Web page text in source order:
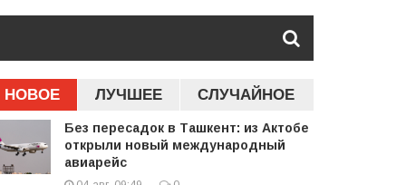
НОВОЕ ЛУЧШЕЕ СЛУЧАЙНОЕ
Без пересадок в Ташкент: из Актобе
открыли новый международный
авиарейс